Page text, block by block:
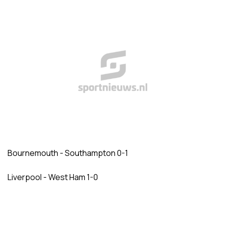
Bournemouth - Southampton 0-1
Liverpool - West Ham 1-0